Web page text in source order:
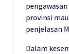
provinsi
penjelasan
Dalam